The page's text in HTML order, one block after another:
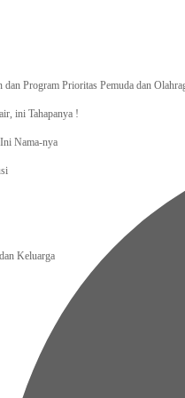
Program Prioritas Pemuda dan
ini Tahapanya !
Nama-nya
Keluarga